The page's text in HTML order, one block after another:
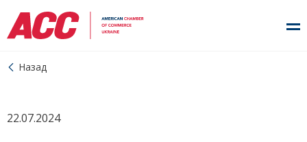
Назад
22.07.2024